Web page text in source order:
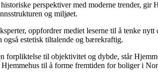
perspektiver med moderne trender, gir
og miljøet.
oppfordrer mediet leserne til å tenke nytt
estetisk tiltalende og bærekraftig.
forpliktelse til objektivitet og dybde, står
til å forme fremtiden for boliger i